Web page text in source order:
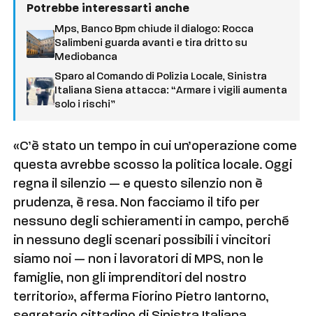
Potrebbe interessarti anche
Mps, Banco Bpm chiude il dialogo: Rocca
Salimbeni guarda avanti e tira dritto su
Mediobanca
Sparo al Comando di Polizia Locale, Sinistra
Italiana Siena attacca: “Armare i vigili aumenta
solo i rischi”
«C’è stato un tempo in cui un’operazione come
questa avrebbe scosso la politica locale. Oggi
regna il silenzio — e questo silenzio non è
prudenza, è resa. Non facciamo il tifo per
nessuno degli schieramenti in campo, perché
in nessuno degli scenari possibili i vincitori
siamo noi — non i lavoratori di MPS, non le
famiglie, non gli imprenditori del nostro
territorio», afferma Fiorino Pietro Iantorno,